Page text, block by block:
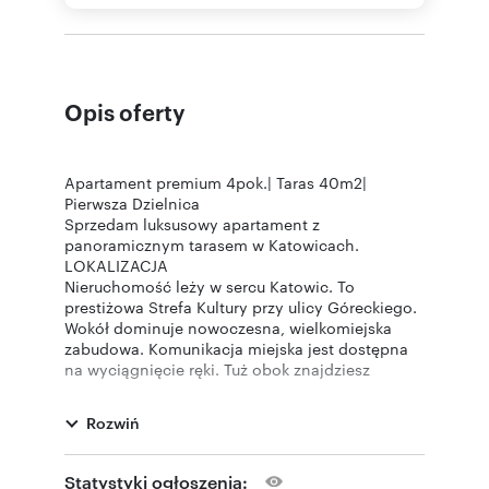
Opis oferty
Apartament premium 4pok.| Taras 40m2|
Pierwsza Dzielnica
Sprzedam luksusowy apartament z
panoramicznym tarasem w Katowicach.
LOKALIZACJA
Nieruchomość leży w sercu Katowic. To
prestiżowa Strefa Kultury przy ulicy Góreckiego.
Wokół dominuje nowoczesna, wielkomiejska
zabudowa. Komunikacja miejska jest dostępna
na wyciągnięcie ręki. Tuż obok znajdziesz
Apartament powstał w ramach projektu Pierwsza
Dzielnica. To flagowa, bezpieczna inwestycja o
wysokim standardzie. Kompleks oferuje
Rozwiń
Statystyki ogłoszenia: